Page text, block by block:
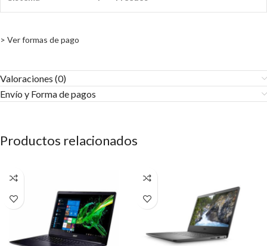
> Ver formas de pago
Valoraciones (0)
Envío y Forma de pagos​
Productos relacionados